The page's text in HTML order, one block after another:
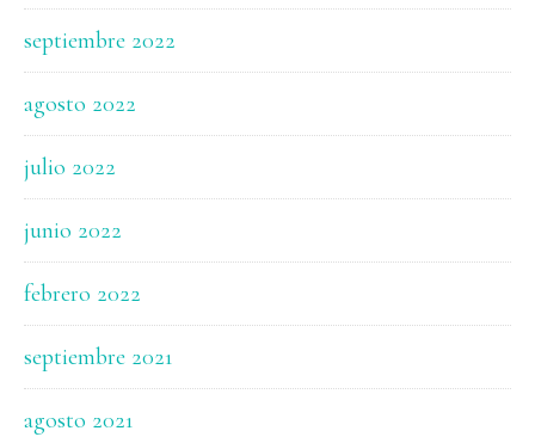
septiembre 2022
agosto 2022
julio 2022
junio 2022
febrero 2022
septiembre 2021
agosto 2021